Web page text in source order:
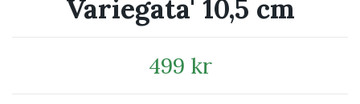
Variegata' 10,5 cm
499 kr